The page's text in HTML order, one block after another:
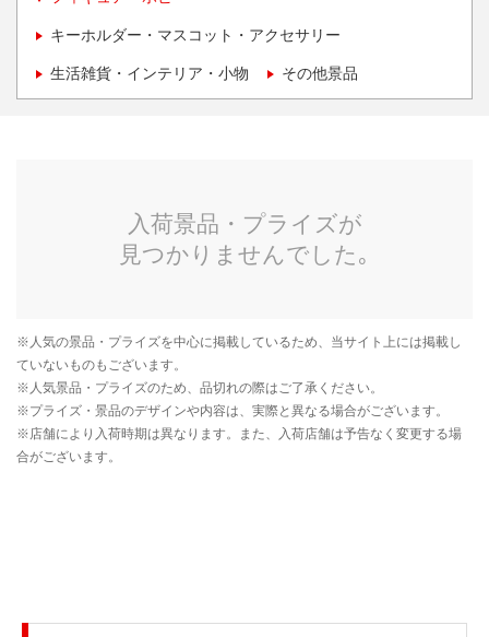
キーホルダー・マスコット・アクセサリー
生活雑貨・インテリア・小物 その他景品